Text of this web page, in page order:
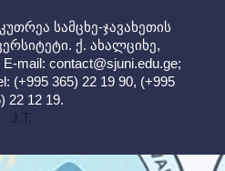
სამცხე-ჯავახეთის
ქ. ახალციხე,
mail: contact@sjuni.edu.ge;
(+995 365) 22 19 90, (+995
22 12 19.
J.T.